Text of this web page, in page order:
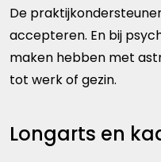
De
accepteren. En bij
maken hebben met
tot werk of gezin.
Longarts en